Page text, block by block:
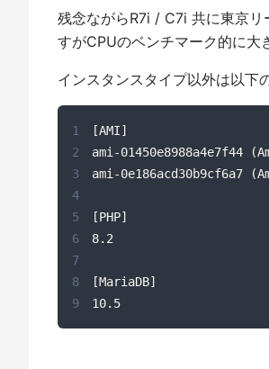
残念ながらR7i / C7i 共に東京
すがCPUのベンチマーク的に大
インスタンスタイプ以外は以下
1
2
3
4
5
6
7
8
9
10.5